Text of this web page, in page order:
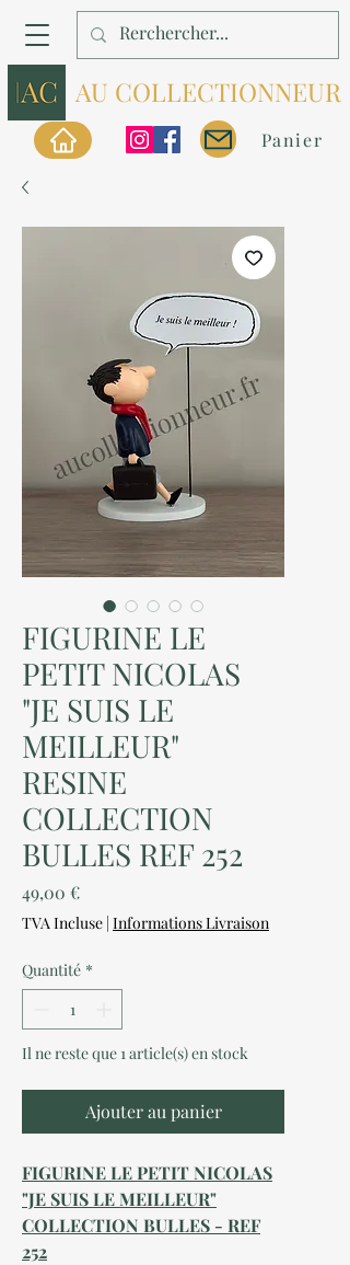
AU COLLECTIONNEUR
Panier
FIGURINE LE
PETIT NICOLAS
"JE SUIS LE
MEILLEUR"
RESINE
COLLECTION
BULLES REF 252
49,00 €Prix
TVA Incluse | Informations Livraison
Quantité *
Il ne reste que 1 article(s) en stock
Ajouter au panier
FIGURINE LE PETIT NICOLAS
"JE SUIS LE MEILLEUR"
COLLECTION BULLES - REF
252